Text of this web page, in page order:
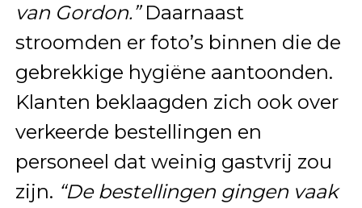
van Gordon.”Daarnaast
stroomden er foto’s binnen die de
gebrekkige hygiëne aantoonden.
Klanten beklaagden zich ook over
verkeerde bestellingen en
personeel dat weinig gastvrij zou
zijn. “De bestellingen gingen vaak